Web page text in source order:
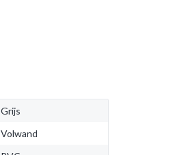
Grijs
Volwand